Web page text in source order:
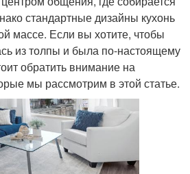
стандартные дизайны кухонь
массе. Если вы хотите, чтобы
из толпы и была по-настоящему
обратить внимание на
мы рассмотрим в этой статье.